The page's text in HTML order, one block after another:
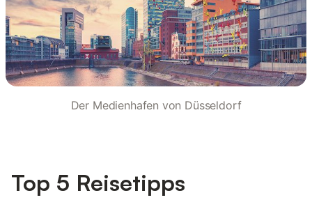
Der Medienhafen von Düsseldorf
Top 5 Reisetipps